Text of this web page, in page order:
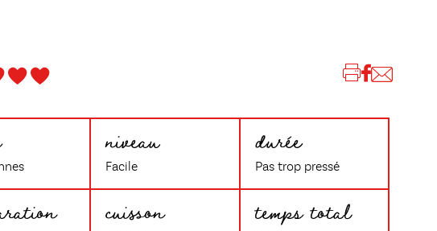
niveau
Facile
durée
Pas trop pressé
cuisson temps total